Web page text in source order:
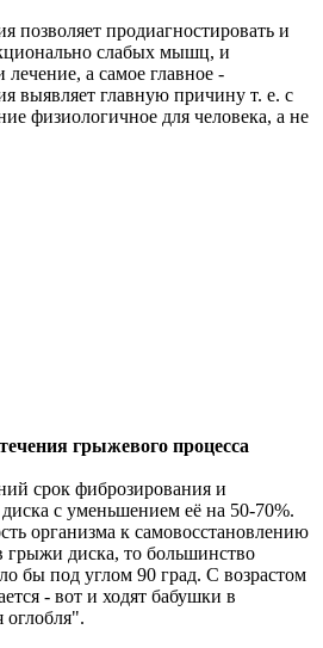
позволяет продиагностировать и
слабых мышц, и
лечение, а самое главное -
выявляет главную причину т. е. с
физиологичное для человека, а не
грыжевого процесса
срок фиброзирования и
с уменьшением её на 50-70%.
организма к самовосстановлению
грыжи диска, то большинство
бы под углом 90 град. С возрастом
- вот и ходят бабушки в
оглобля".